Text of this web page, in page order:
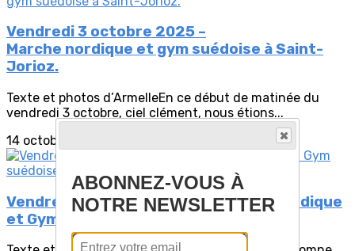
Vendredi 3 octobre 2025 –
Marche nordique et gym suédoise à Saint-
Jorioz.
Texte et photos d’ArmelleEn ce début de matinée du
vendredi 3 octobre, ciel clément, nous étions...
14 octobre 2025
Vendredi 17 octobre 2025 - Marche nordique
et Gym suédoise au Roc de Chère
ABONNEZ-VOUS À
NOTRE NEWSLETTER